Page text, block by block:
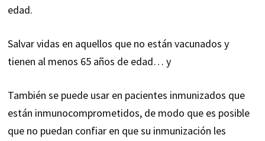
edad.
Salvar vidas en aquellos que no están vacunados y
tienen al menos 65 años de edad… y
También se puede usar en pacientes inmunizados que
están inmunocomprometidos, de modo que es posible
que no puedan confiar en que su inmunización les